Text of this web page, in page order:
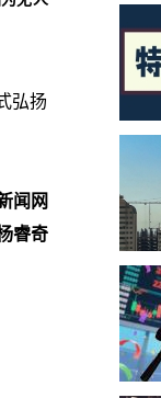
弘扬
闻网
睿奇